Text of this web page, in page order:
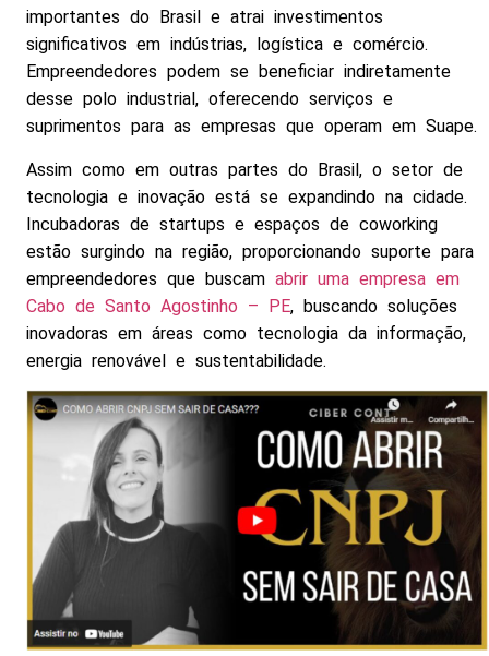
importantes do Brasil e atrai investimentos
significativos em indústrias, logística e comércio.
Empreendedores podem se beneficiar indiretamente
desse polo industrial, oferecendo serviços e
suprimentos para as empresas que operam em Suape.
Assim como em outras partes do Brasil, o setor de
tecnologia e inovação está se expandindo na cidade.
Incubadoras de startups e espaços de coworking
estão surgindo na região, proporcionando suporte para
empreendedores que buscam abrir uma empresa em
Cabo de Santo Agostinho – PE, buscando soluções
inovadoras em áreas como tecnologia da informação,
energia renovável e sustentabilidade.